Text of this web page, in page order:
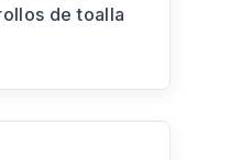
de toalla